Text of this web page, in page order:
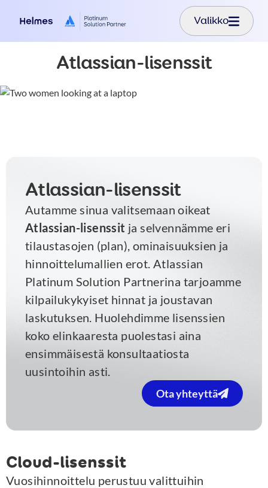
Valikko
Atlassian-lisenssit
Atlassian-lisenssit
Autamme sinua valitsemaan oikeat
Atlassian-lisenssit ja selvennämme eri
tilaustasojen (plan), ominaisuuksien ja
hinnoittelumallien erot. Atlassian
Platinum Solution Partnerina tarjoamme
kilpailukykyiset hinnat ja joustavan
laskutuksen. Huolehdimme lisenssien
koko elinkaaresta puolestasi aina
ensimmäisestä konsultaatiosta
uusintoihin asti.
Ota yhteyttä
Cloud-lisenssit
Vuosihinnoittelu perustuu valittuihin